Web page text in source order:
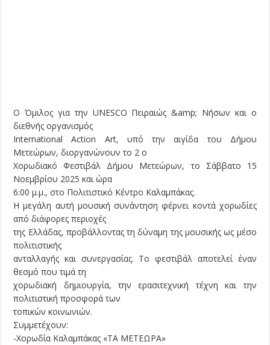
Ο Όμιλος για την UNESCO Πειραιώς &amp; Νήσων και ο
διεθνής οργανισμός
International Action Art, υπό την αιγίδα του Δήμου
Μετεώρων, διοργανώνουν το 2 ο
Χορωδιακό Φεστιβάλ Δήμου Μετεώρων, το Σάββατο 15
Νοεμβρίου 2025 και ώρα
6:00 μ.μ., στο Πολιτιστικό Κέντρο Καλαμπάκας.
Η μεγάλη αυτή μουσική συνάντηση φέρνει κοντά χορωδίες
από διάφορες περιοχές
της Ελλάδας, προβάλλοντας τη δύναμη της μουσικής ως μέσο
πολιτιστικής
ανταλλαγής και συνεργασίας. Το φεστιβάλ αποτελεί έναν
θεσμό που τιμά τη
χορωδιακή δημιουργία, την ερασιτεχνική τέχνη και την
πολιτιστική προσφορά των
τοπικών κοινωνιών.
Συμμετέχουν:
-Χορωδία Καλαμπάκας «ΤΑ ΜΕΤΕΩΡΑ»